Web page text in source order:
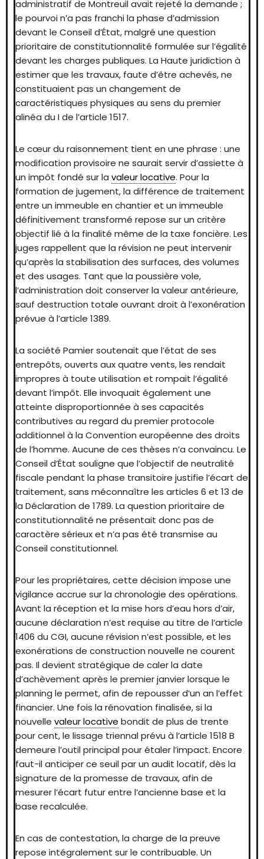
administratif de Montreuil avait rejeté la demande ;
le pourvoi n’a pas franchi la phase d’admission
devant le Conseil d’État, malgré une question
prioritaire de constitutionnalité formulée sur l’égalité
devant les charges publiques. La Haute juridiction à
estimer que les travaux, faute d’être achevés, ne
constituaient pas un changement de
caractéristiques physiques au sens du premier
alinéa du I de l’article 1517.
Le cœur du raisonnement tient en une phrase : une
modification provisoire ne saurait servir d’assiette à
un impôt fondé sur la valeur locative. Pour la
formation de jugement, la différence de traitement
entre un immeuble en chantier et un immeuble
définitivement transformé repose sur un critère
objectif lié à la finalité même de la taxe foncière. Les
juges rappellent que la révision ne peut intervenir
qu’après la stabilisation des surfaces, des volumes
et des usages. Tant que la poussière vole,
l’administration doit conserver la valeur antérieure,
sauf destruction totale ouvrant droit à l’exonération
prévue à l’article 1389.
La société Pamier soutenait que l’état de ses
entrepôts, ouverts aux quatre vents, les rendait
impropres à toute utilisation et rompait l’égalité
devant l’impôt. Elle invoquait également une
atteinte disproportionnée à ses capacités
contributives au regard du premier protocole
additionnel à la Convention européenne des droits
de l’homme. Aucune de ces thèses n’a convaincu. Le
Conseil d’État souligne que l’objectif de neutralité
fiscale pendant la phase transitoire justifie l’écart de
traitement, sans méconnaître les articles 6 et 13 de
la Déclaration de 1789. La question prioritaire de
constitutionnalité ne présentait donc pas de
caractère sérieux et n’a pas été transmise au
Conseil constitutionnel.
Pour les propriétaires, cette décision impose une
vigilance accrue sur la chronologie des opérations.
Avant la réception et la mise hors d’eau hors d’air,
aucune déclaration n’est requise au titre de l’article
1406 du CGI, aucune révision n’est possible, et les
exonérations de construction nouvelle ne courent
pas. Il devient stratégique de caler la date
d’achèvement après le premier janvier lorsque le
planning le permet, afin de repousser d’un an l’effet
financier. Une fois la rénovation finalisée, si la
nouvelle valeur locative bondit de plus de trente
pour cent, le lissage triennal prévu à l’article 1518 B
demeure l’outil principal pour étaler l’impact. Encore
faut-il anticiper ce seuil par un audit locatif, dès la
signature de la promesse de travaux, afin de
mesurer l’écart futur entre l’ancienne base et la
base recalculée.
En cas de contestation, la charge de la preuve
repose intégralement sur le contribuable. Un